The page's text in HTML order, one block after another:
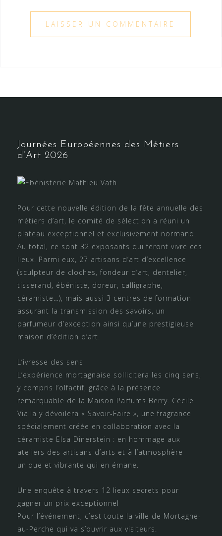
Journées Européennes des Métiers
d’Art 2026
Pour cette nouvelle édition de la fête annuelle des
métiers d’art, le comité de sélection a réuni un
plateau exceptionnel et exclusivement normand.
Au total, ce sont 32 exposants qui feront vivre ces
lieux. Parmi eux, 27 artisans d’art d’excellence
(sculpteur de cloches, fondeur d’art, dentelier,
tisserand, ébéniste, doreur, calligraphe,
céramiste…), mais aussi 3 centres de formation
assurant la transmission des savoirs, un
parfumeur d’exception ainsi qu’une prestigieuse
maison d’édition d’art.
L’ivresse des sens
L’expérience mortagnaise sollicitera les cinq sens,
y compris l’olfactif, grâce à la présence
remarquable de la Maison Parfums Berry. Cécile
Vialla y dévoilera « Savoir-Faire », une fragrance
spécialement créée en collaboration avec la
céramiste Elsa Dinerstein : en hommage aux
ateliers des artisans d’arts et à l’atmosphère
unique et vibrante qui en émane.
Une enquête à travers 12 lieux secrets pour
gagner un prix exceptionnel
Pour l’événement, c’est toute la ville de Mortagne-
au-Perche qui va s’ouvrir aux visiteurs.